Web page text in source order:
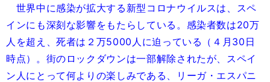
世界中に感染が拡大する新型コロナウイルスは、スペ
インにも深刻な影響をもたらしている。感染者数は20万
人を超え、死者は２万5000人に迫っている（４月30日
時点）。街のロックダウンは一部解除されたが、スペイ
ン人にとって何よりの楽しみである、リーガ・エスパニ